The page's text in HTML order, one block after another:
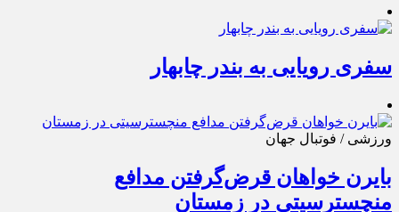
سفری رویایی به بندر چابهار
ورزشی / فوتبال جهان
بایرن خواهان قرض‌گرفتن مدافع
منچسترسیتی در زمستان